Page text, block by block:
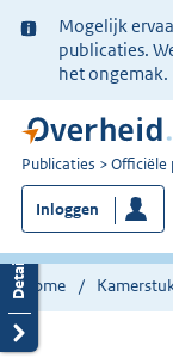
Ter
informatie:
Mogelijk
publicaties.
het ongemak.
U
bent
nu
hier:
Publicaties Officiële
Inloggen
Home